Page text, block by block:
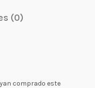
(0)
comprado este